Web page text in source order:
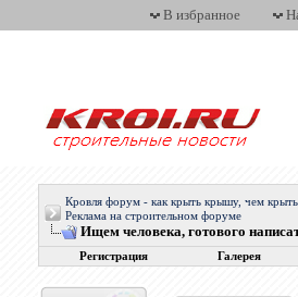
В избранное
Кровля форум - как крыть крышу, чем
Реклама на строительном форуме
Ищем человека, готового
Регистрация Галерея